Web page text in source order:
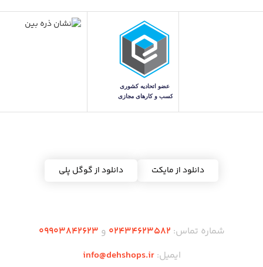
دانلود از مایکت دانلود از گوگل پلی
شماره تماس: 02434623582 و 09903842623
ایمیل:info@dehshops.ir